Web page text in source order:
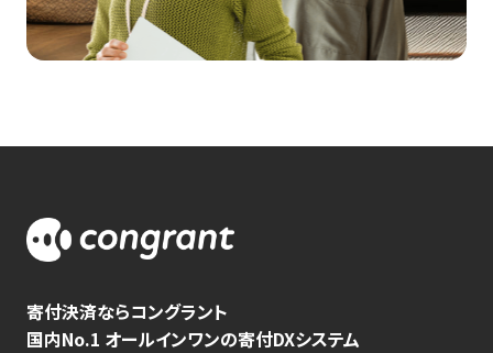
寄付決済ならコングラント
国内No.1 オールインワンの寄付DXシステム